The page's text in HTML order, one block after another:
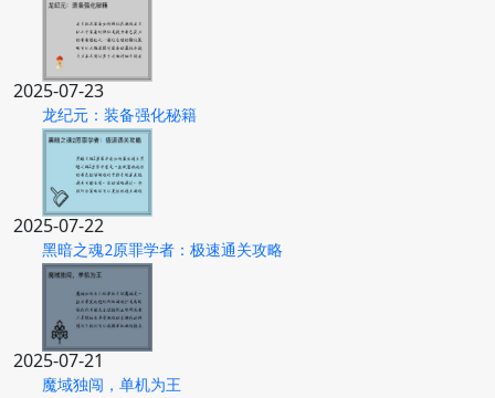
2025-07-23
龙纪元：装备强化秘籍
2025-07-22
黑暗之魂2原罪学者：极速通关攻略
2025-07-21
魔域独闯，单机为王